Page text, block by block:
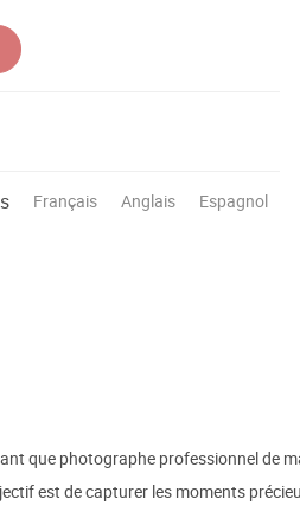
Français Anglais Espagnol
que photographe professionnel de
est de capturer les moments